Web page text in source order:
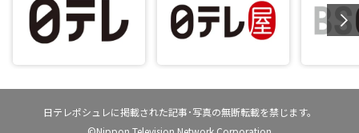
日テレポシュレに掲載された記事･写真の無断転載を禁じます。